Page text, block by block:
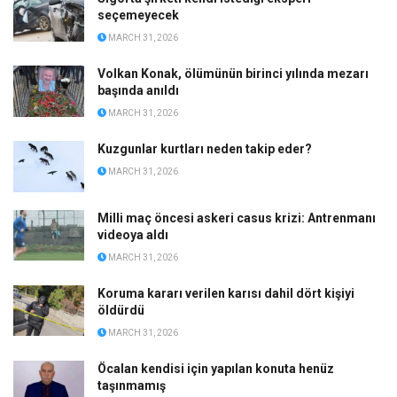
seçemeyecek
MARCH 31, 2026
Volkan Konak, ölümünün birinci yılında mezarı
başında anıldı
MARCH 31, 2026
Kuzgunlar kurtları neden takip eder?
MARCH 31, 2026
Milli maç öncesi askeri casus krizi: Antrenmanı
videoya aldı
MARCH 31, 2026
Koruma kararı verilen karısı dahil dört kişiyi
öldürdü
MARCH 31, 2026
Öcalan kendisi için yapılan konuta henüz
taşınmamış